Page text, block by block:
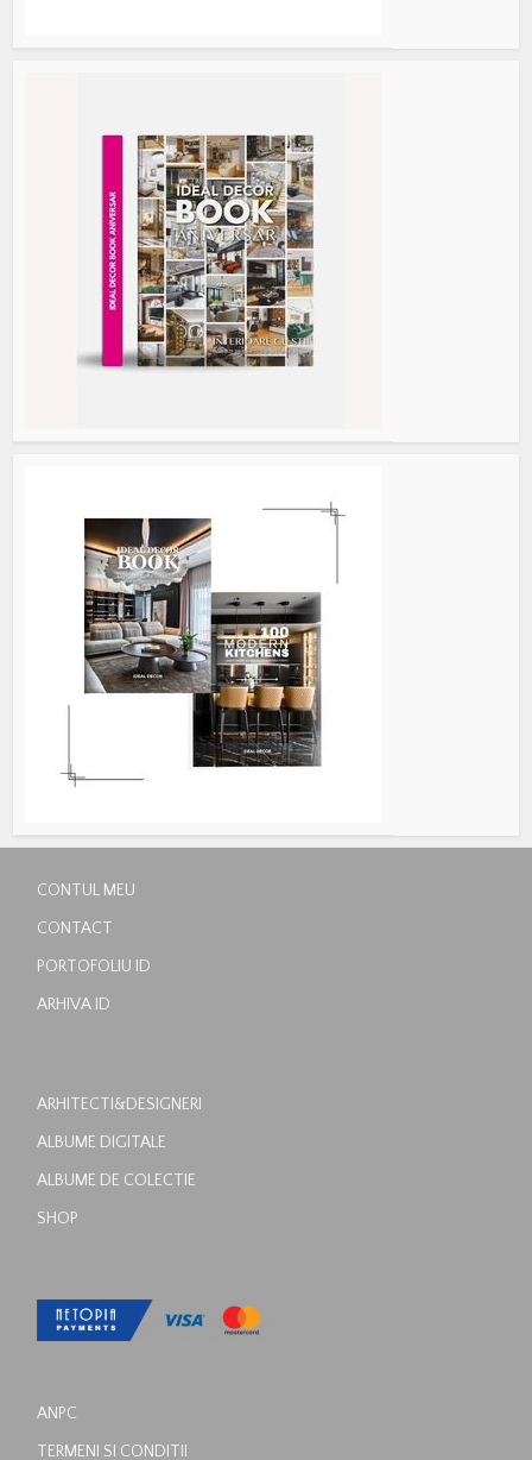
CONTUL MEU
CONTACT
PORTOFOLIU ID
ARHIVA ID
ARHITECTI&DESIGNERI
ALBUME DIGITALE
ALBUME DE COLECTIE
SHOP
ANPC
TERMENI SI CONDITII